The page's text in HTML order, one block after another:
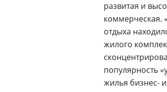
развитая и
коммерческая.
отдыха
жилого
популярность «
жилья бизнес-